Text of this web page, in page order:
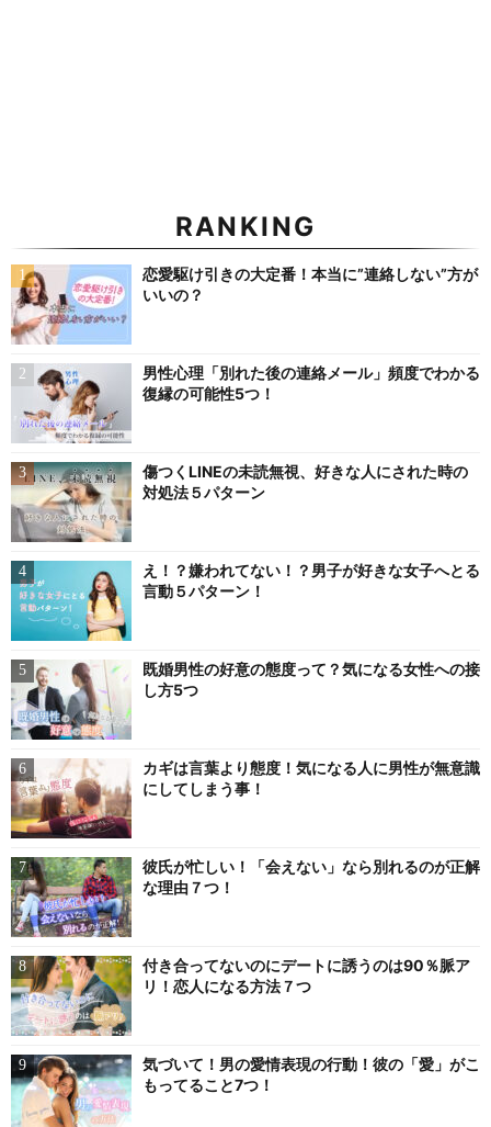
RANKING
恋愛駆け引きの大定番！本当に”連絡しない”方が
いいの？
男性心理「別れた後の連絡メール」頻度でわかる
復縁の可能性5つ！
傷つくLINEの未読無視、好きな人にされた時の
対処法５パターン
え！？嫌われてない！？男子が好きな女子へとる
言動５パターン！
既婚男性の好意の態度って？気になる女性への接
し方5つ
カギは言葉より態度！気になる人に男性が無意識
にしてしまう事！
彼氏が忙しい！「会えない」なら別れるのが正解
な理由７つ！
付き合ってないのにデートに誘うのは90％脈ア
リ！恋人になる方法７つ
気づいて！男の愛情表現の行動！彼の「愛」がこ
もってること7つ！